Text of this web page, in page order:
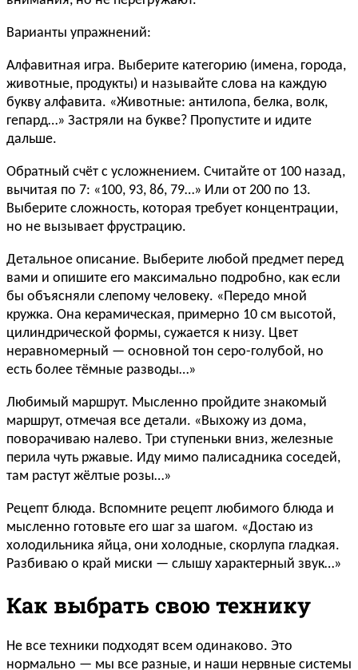
Варианты упражнений:
Алфавитная игра. Выберите категорию (имена, города,
животные, продукты) и называйте слова на каждую
букву алфавита. «Животные: антилопа, белка, волк,
гепард…» Застряли на букве? Пропустите и идите
дальше.
Обратный счёт с усложнением. Считайте от 100 назад,
вычитая по 7: «100, 93, 86, 79…» Или от 200 по 13.
Выберите сложность, которая требует концентрации,
но не вызывает фрустрацию.
Детальное описание. Выберите любой предмет перед
вами и опишите его максимально подробно, как если
бы объясняли слепому человеку. «Передо мной
кружка. Она керамическая, примерно 10 см высотой,
цилиндрической формы, сужается к низу. Цвет
неравномерный — основной тон серо-голубой, но
есть более тёмные разводы…»
Любимый маршрут. Мысленно пройдите знакомый
маршрут, отмечая все детали. «Выхожу из дома,
поворачиваю налево. Три ступеньки вниз, железные
перила чуть ржавые. Иду мимо палисадника соседей,
там растут жёлтые розы…»
Рецепт блюда. Вспомните рецепт любимого блюда и
мысленно готовьте его шаг за шагом. «Достаю из
холодильника яйца, они холодные, скорлупа гладкая.
Разбиваю о край миски — слышу характерный звук…»
Как выбрать свою технику
Не все техники подходят всем одинаково. Это
нормально — мы все разные, и наши нервные системы